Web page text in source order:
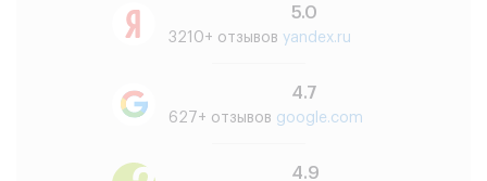
5.0
3210+ отзывов yandex.ru
4.7
627+ отзывов google.com
4.9